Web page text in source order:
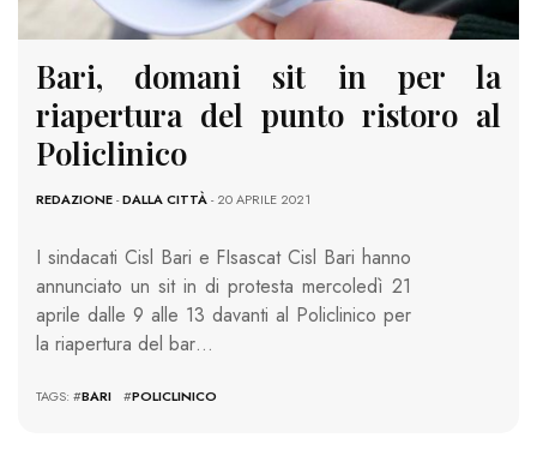
Bari, domani sit in per la
riapertura del punto ristoro al
Policlinico
REDAZIONE-DALLA CITTÀ- 20 APRILE 2021
I sindacati Cisl Bari e FIsascat Cisl Bari hanno
annunciato un sit in di protesta mercoledì 21
aprile dalle 9 alle 13 davanti al Policlinico per
la riapertura del bar…
TAGS: #BARI #POLICLINICO